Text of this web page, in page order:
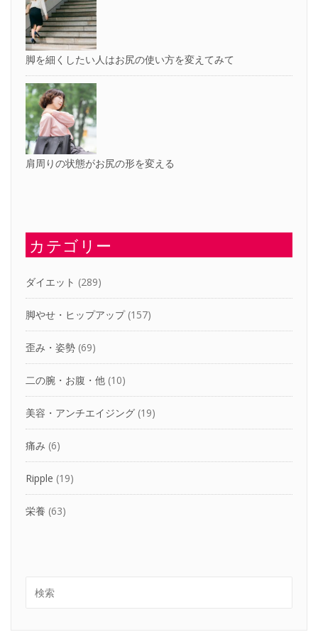
脚を細くしたい人はお尻の使い方を変えてみて
肩周りの状態がお尻の形を変える
カテゴリー
ダイエット (289)
脚やせ・ヒップアップ(157)
歪み・姿勢 (69)
二の腕・お腹・他 (10)
美容・アンチエイジング (19)
痛み (6)
Ripple (19)
栄養 (63)